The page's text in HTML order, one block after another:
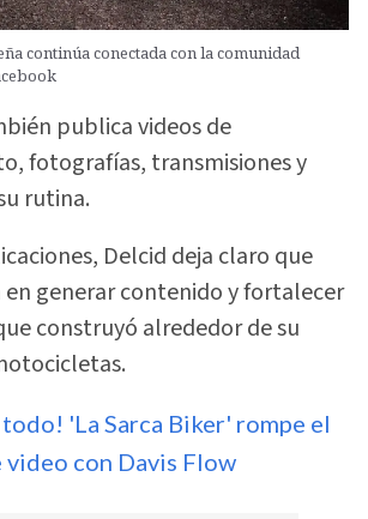
continúa conectada con la comunidad
publica videos de
fotografías, transmisiones y
rutina.
Delcid deja claro que
en generar contenido y fortalecer
construyó alrededor de su
'La Sarca Biker' rompe el
con Davis Flow